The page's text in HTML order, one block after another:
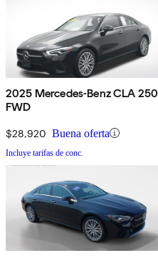
2025 Mercedes-Benz CLA 250
FWD
$28,920 Buena oferta
Incluye tarifas de conc.